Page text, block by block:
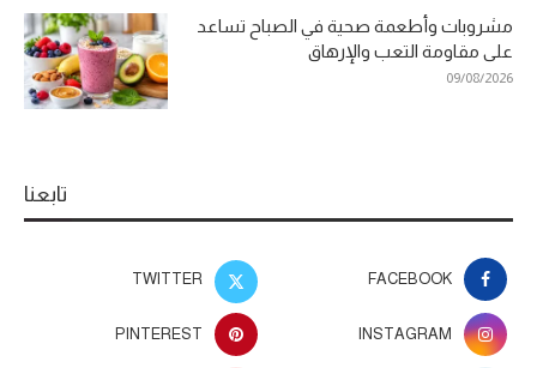
مشروبات وأطعمة صحية في الصباح تساعد
على مقاومة التعب والإرهاق
09/08/2026
تابعنا
FACEBOOK
TWITTER
INSTAGRAM
PINTEREST